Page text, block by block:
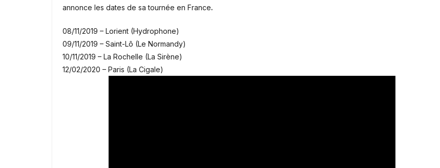
annonce les dates de sa tournée en France.
08/11/2019 – Lorient (Hydrophone)
09/11/2019 – Saint-Lô (Le Normandy)
10/11/2019 – La Rochelle (La Sirène)
12/02/2020 – Paris (La Cigale)